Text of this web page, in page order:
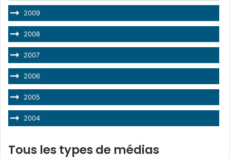
2009
2008
2007
2006
2005
2004
Tous les types de médias